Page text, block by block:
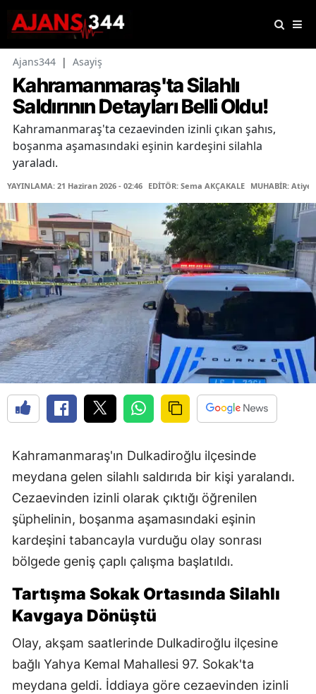
Ajans344 | Asayiş
Kahramanmaraş'ta Silahlı
Saldırının Detayları Belli Oldu!
Kahramanmaraş'ta cezaevinden izinli çıkan şahıs,
boşanma aşamasındaki eşinin kardeşini silahla
yaraladı.
YAYINLAMA: 21 Haziran 2026 - 02:46 EDİTÖR: Sema AKÇAKALE MUHABİR: Atiye
Kahramanmaraş'ın Dulkadiroğlu ilçesinde
meydana gelen silahlı saldırıda bir kişi yaralandı.
Cezaevinden izinli olarak çıktığı öğrenilen
şüphelinin, boşanma aşamasındaki eşinin
kardeşini tabancayla vurduğu olay sonrası
bölgede geniş çaplı çalışma başlatıldı.
Tartışma Sokak Ortasında Silahlı
Kavgaya Dönüştü
Olay, akşam saatlerinde Dulkadiroğlu ilçesine
bağlı Yahya Kemal Mahallesi 97. Sokak'ta
meydana geldi. İddiaya göre cezaevinden izinli